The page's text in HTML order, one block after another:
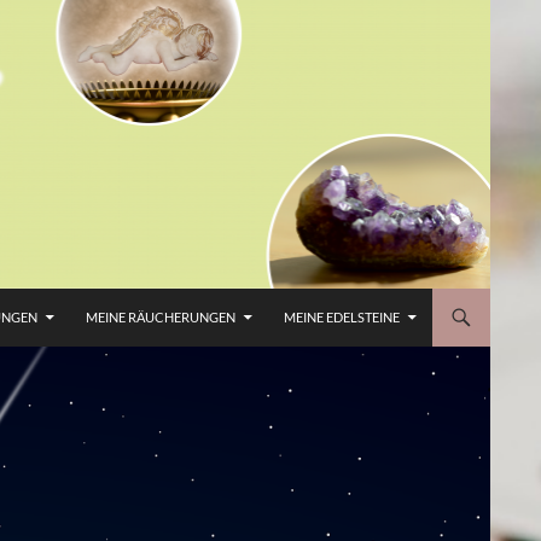
MEINE RÄUCHERUNGEN MEINE EDELSTEINE